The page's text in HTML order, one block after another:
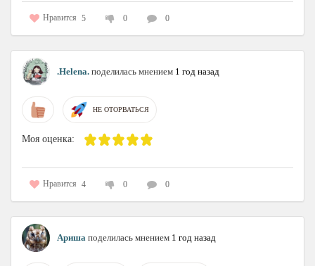
Нравится 5 0 0
.Helena. поделилась мнением 1 год назад
НЕ ОТОРВАТЬСЯ
Моя оценка:
Нравится 4 0 0
Ариша поделилась мнением 1 год назад